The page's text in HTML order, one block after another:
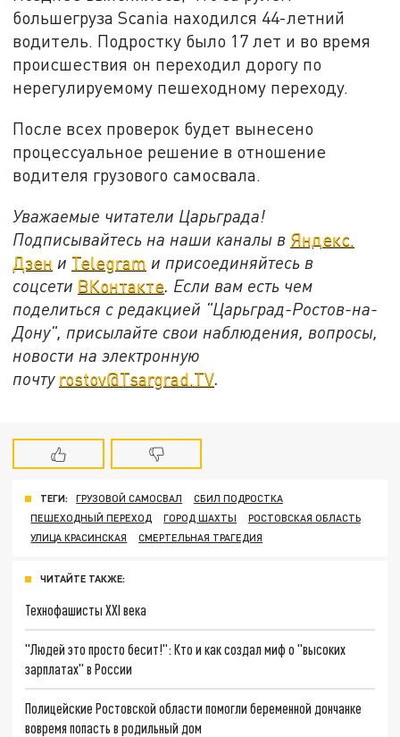
большегруза Scania находился 44-летний
водитель. Подростку было 17 лет и во время
происшествия он переходил дорогу по
нерегулируемому пешеходному переходу.
После всех проверок будет вынесено
процессуальное решение в отношение
водителя грузового самосвала.
Уважаемые читатели Царьграда!
Подписывайтесь на наши каналы в Яндекс.
Дзен и Telegram и присоединяйтесь в
соцсети ВКонтакте. Если вам есть чем
поделиться с редакцией "Царьград-Ростов-на-
Дону", присылайте свои наблюдения, вопросы,
новости на электронную
почту rostov@Tsargrad.ТV.
ТЕГИ: ГРУЗОВОЙ САМОСВАЛ
СБИЛ ПОДРОСТКА
ПЕШЕХОДНЫЙ ПЕРЕХОД
ГОРОД ШАХТЫ
РОСТОВСКАЯ ОБЛАСТЬ
УЛИЦА КРАСИНСКАЯ
СМЕРТЕЛЬНАЯ ТРАГЕДИЯ
ЧИТАЙТЕ ТАКЖЕ:
Технофашисты XXI века
"Людей это просто бесит!": Кто и как создал миф о "высоких
зарплатах" в России
Полицейские Ростовской области помогли беременной дончанке
вовремя попасть в родильный дом